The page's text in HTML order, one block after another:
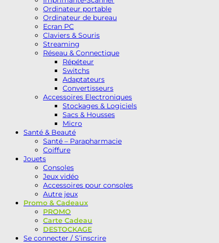
Ordinateur portable
Ordinateur de bureau
Ecran PC
Claviers & Souris
Streaming
Réseau & Connectique
Répéteur
Switchs
Adaptateurs
Convertisseurs
Accessoires Electroniques
Stockages & Logiciels
Sacs & Housses
Micro
Santé & Beauté
Santé – Parapharmacie
Coiffure
Jouets
Consoles
Jeux vidéo
Accessoires pour consoles
Autre jeux
Promo & Cadeaux
PROMO
Carte Cadeau
DESTOCKAGE
Se connecter / S’inscrire